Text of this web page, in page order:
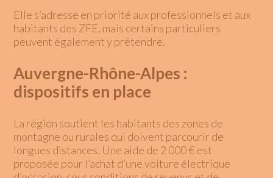
Elle s’adresse en priorité aux professionnels et aux
habitants des ZFE, mais certains particuliers
peuvent également y prétendre.
Auvergne-Rhône-Alpes :
dispositifs en place
La région soutient les habitants des zones de
montagne ou rurales qui doivent parcourir de
longues distances. Une aide de 2 000 € est
proposée pour l’achat d’une voiture électrique